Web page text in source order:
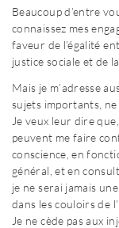
Beaucoup d’entre
connaissez mes
faveur de l’égalité
justice sociale et de
Mais je m’adresse
sujets importants, ne
Je veux leur dire
peuvent me faire
conscience, en
général, et en
je ne serai jamais
dans les couloirs de
Je ne cède pas aux